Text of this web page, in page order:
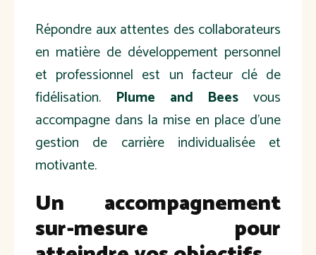
Répondre aux attentes des collaborateurs
en matière de développement personnel
et professionnel est un facteur clé de
fidélisation. Plume and Bees vous
accompagne dans la mise en place d'une
gestion de carrière individualisée et
motivante.
Un accompagnement
sur-mesure pour